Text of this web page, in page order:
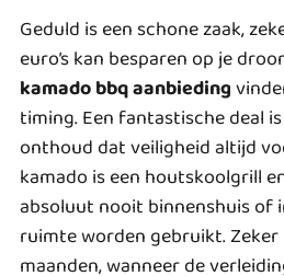
Geduld is een schone zaak,
euro’s kan besparen op je
kamado bbq aanbieding
timing. Een fantastische deal
onthoud dat veiligheid altijd
kamado is een houtskoolgrill
absoluut nooit binnenshuis of
ruimte worden gebruikt.
maanden, wanneer de